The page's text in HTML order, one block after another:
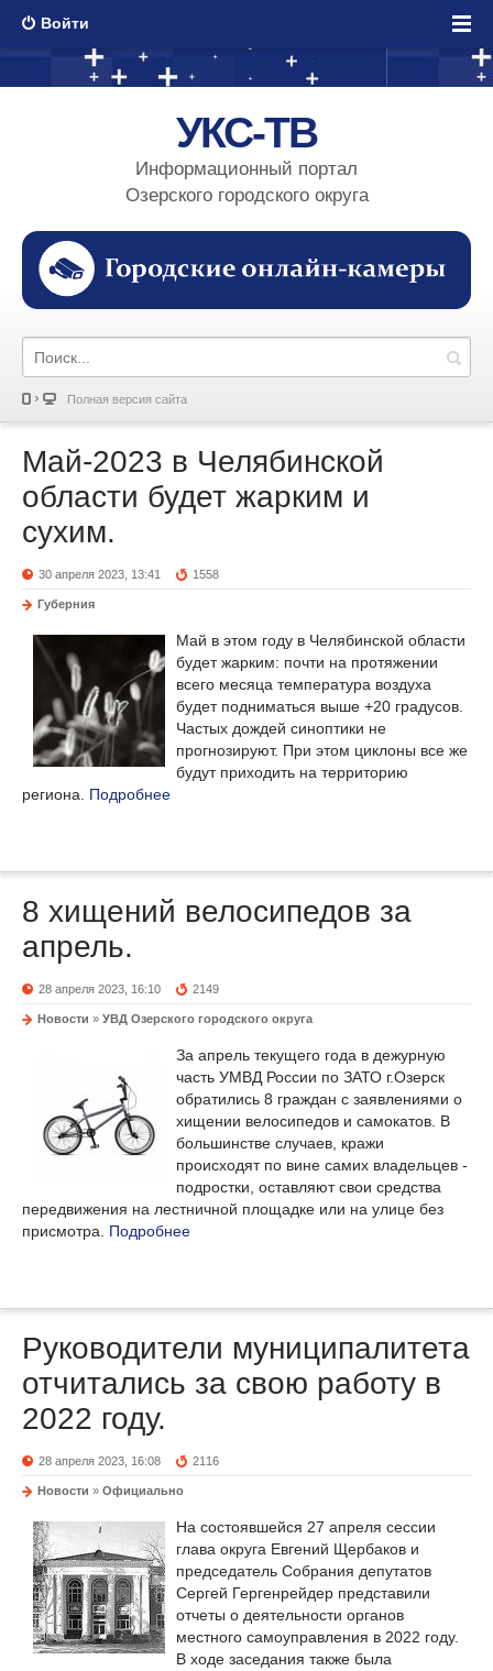
Войти
УКС-ТВ
Информационный портал
Озерского городского округа
Полная версия сайта
Май-2023 в Челябинской
области будет жарким и
сухим.
30 апреля 2023, 13:41 1558
Губерния
Май в этом году в Челябинской области
будет жарким: почти на протяжении
всего месяца температура воздуха
будет подниматься выше +20 градусов.
Частых дождей синоптики не
прогнозируют. При этом циклоны все же
будут приходить на территорию
региона. Подробнее
8 хищений велосипедов за
апрель.
28 апреля 2023, 16:10 2149
Новости » УВД Озерского городского округа
За апрель текущего года в дежурную
часть УМВД России по ЗАТО г.Озерск
обратились 8 граждан с заявлениями о
хищении велосипедов и самокатов. В
большинстве случаев, кражи
происходят по вине самих владельцев -
подростки, оставляют свои средства
передвижения на лестничной площадке или на улице без
присмотра. Подробнее
Руководители муниципалитета
отчитались за свою работу в
2022 году.
28 апреля 2023, 16:08 2116
Новости » Официально
На состоявшейся 27 апреля сессии
глава округа Евгений Щербаков и
председатель Собрания депутатов
Сергей Гергенрейдер представили
отчеты о деятельности органов
местного самоуправления в 2022 году.
В ходе заседания также была